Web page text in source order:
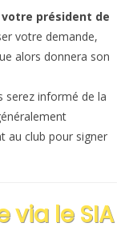
président de
votre demande,
alors donnera son
serez informé de la
au club pour signer
via le SIA